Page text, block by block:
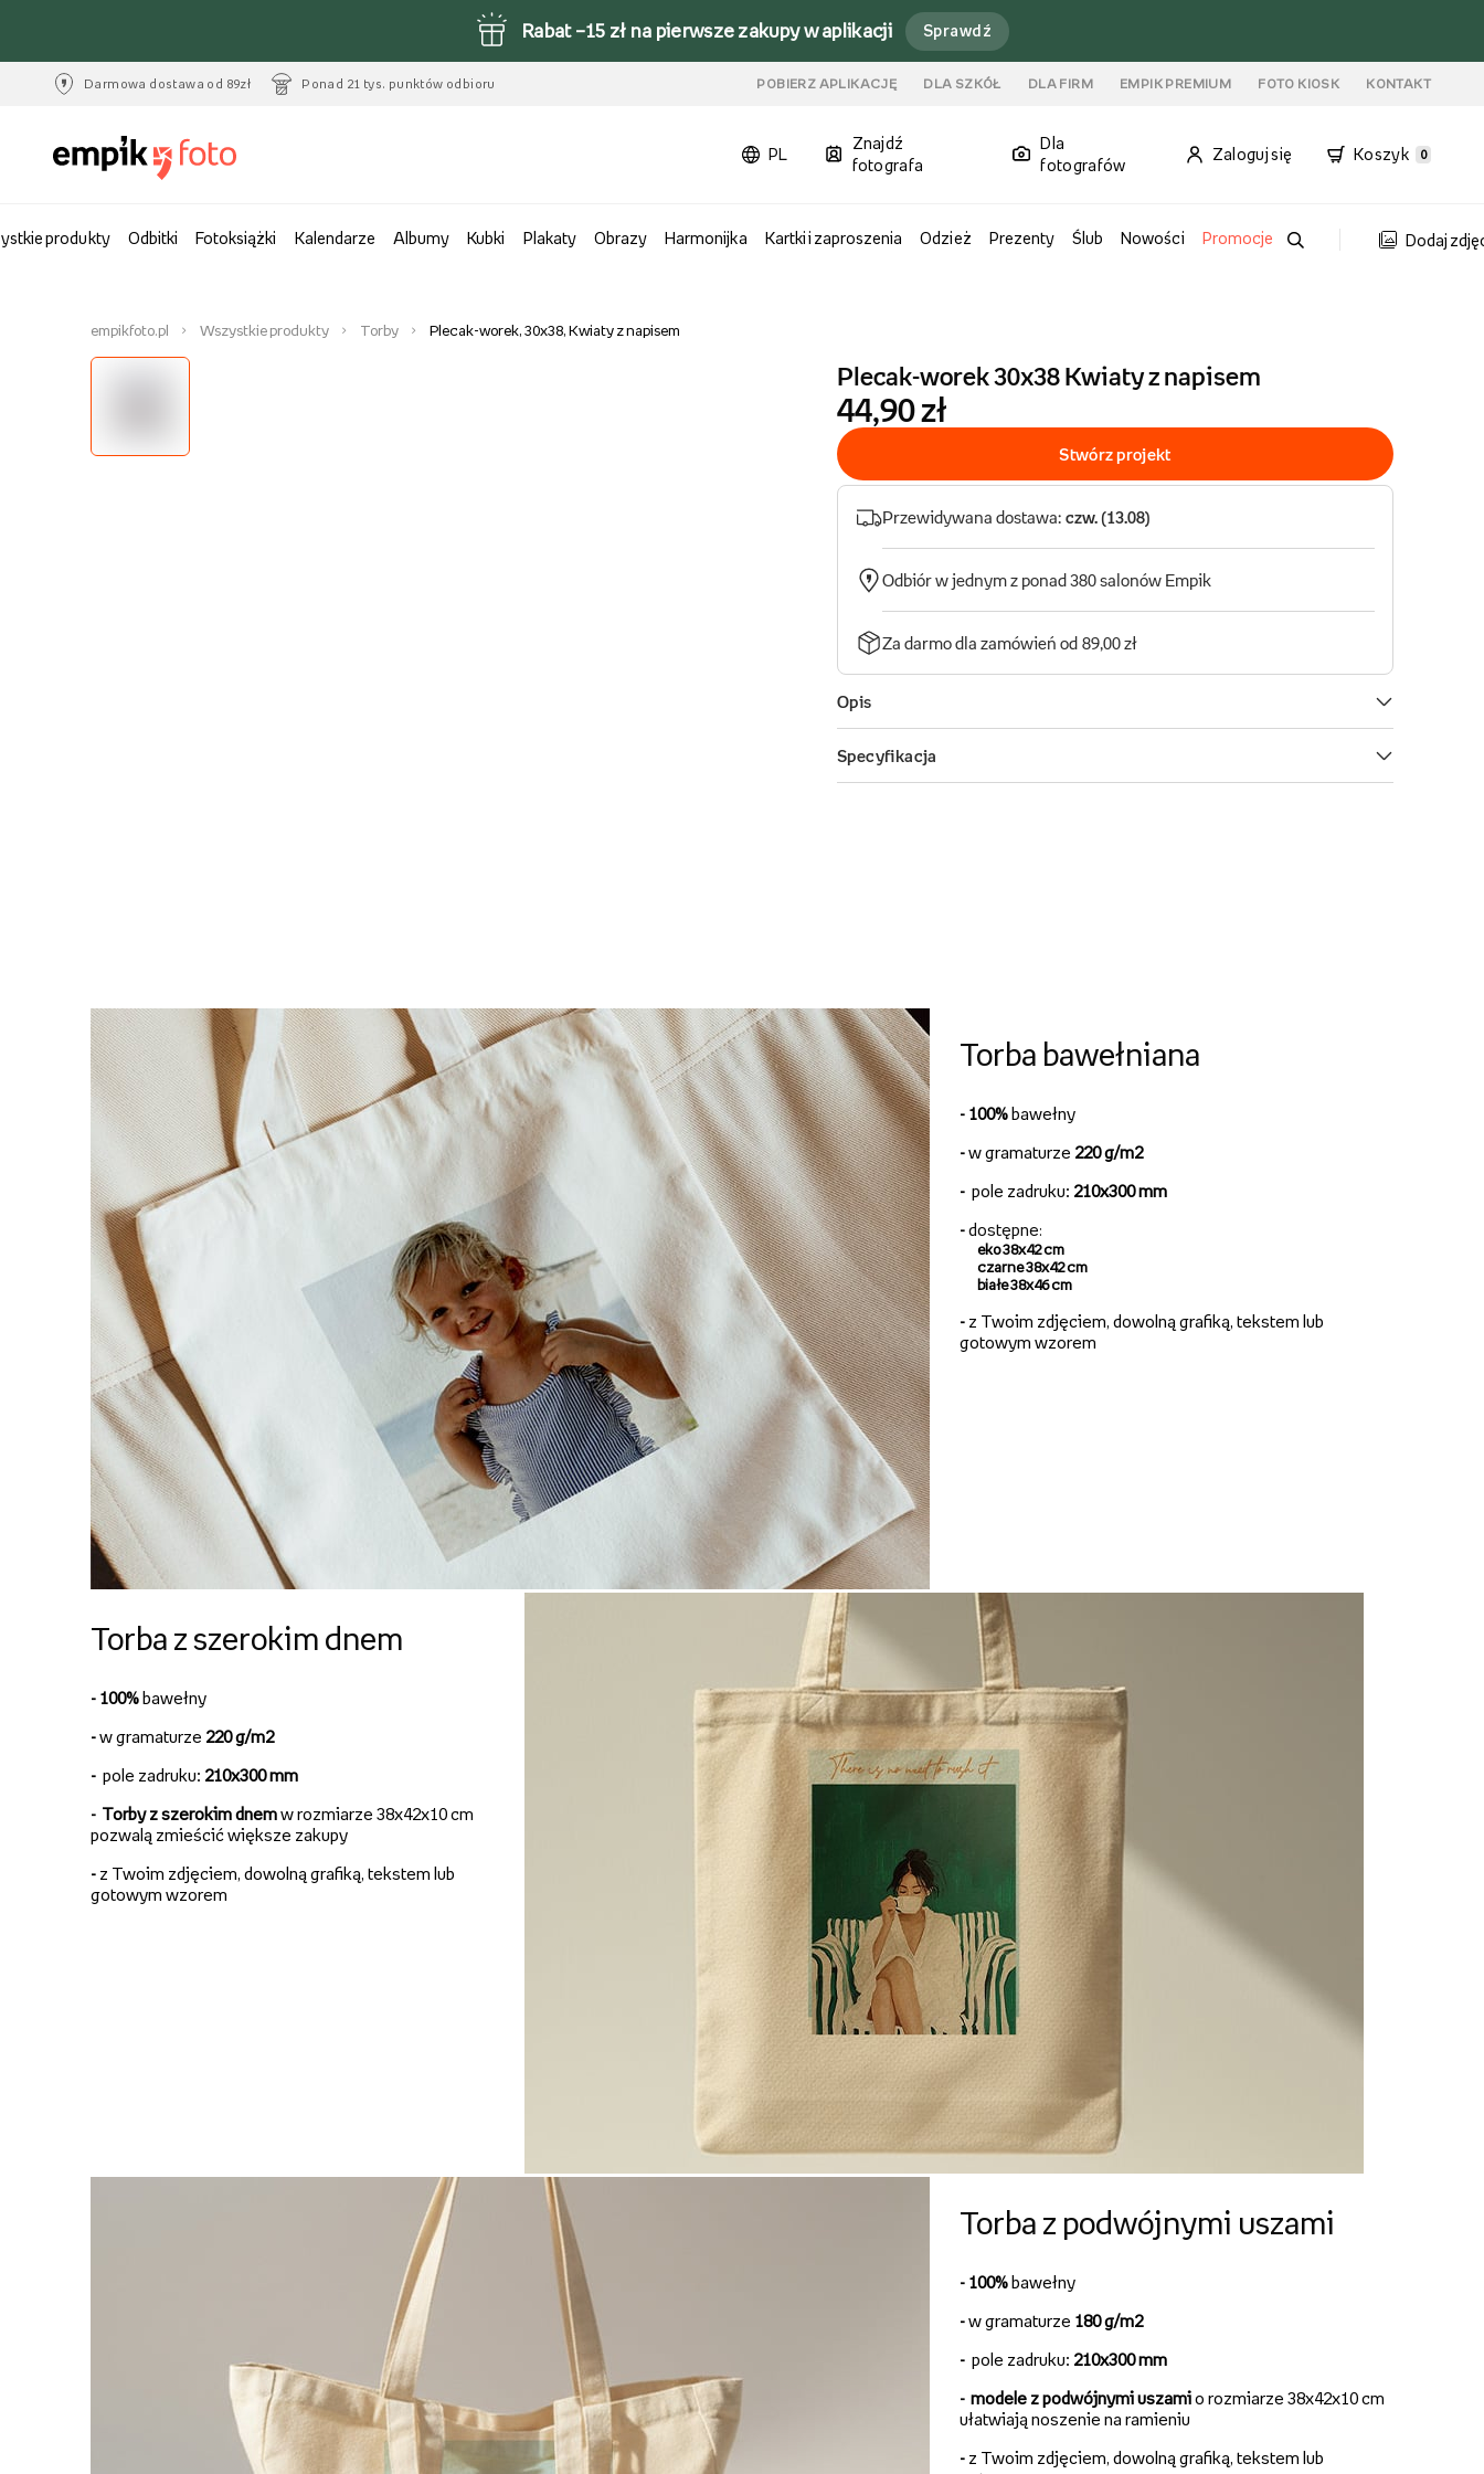
Rabat –15 zł na pierwsze zakupy w aplikacji Sprawdź
Darmowa dostawa od 89zł Ponad 21 tys. punktów odbioru POBIERZ APLIKACJĘ DLA SZKÓŁ DLA FIRM EMPIK PREMIUM FOTO KIOSK KONTAKT
PL
Znajdź
fotografa
Dla
fotografów
Zaloguj się Koszyk 0
produkty Odbitki Fotoksiążki Kalendarze Albumy Kubki Plakaty Obrazy Harmonijka Kartki i zaproszenia Odzież Prezenty Ślub Nowości Promocje Dodaj
empikfoto.pl Wszystkie produkty Torby Plecak-worek, 30x38, Kwiaty z napisem
Torba bawełniana
- 100% bawełny
-w gramaturze 220 g/m2
- pole zadruku: 210x300 mm
-dostępne:
eko 38x42 cm
czarne 38x42 cm
białe 38x46 cm
-z Twoim zdjęciem, dowolną grafiką, tekstem lub
gotowym wzorem
Torba z szerokim dnem
- 100% bawełny
-w gramaturze 220 g/m2
- pole zadruku: 210x300 mm
- Torby z szerokim dnemw rozmiarze 38x42x10 cm
pozwalą zmieścić większe zakupy
- z Twoim zdjęciem, dowolną grafiką, tekstem lub
gotowym wzorem
Torba z podwójnymi uszami
- 100% bawełny
-w gramaturze 180 g/m2
- pole zadruku: 210x300 mm
- modele z podwójnymi uszamio rozmiarze 38x42x10 cm
ułatwiają noszenie na ramieniu
-z Twoim zdjęciem, dowolną grafiką, tekstem lub